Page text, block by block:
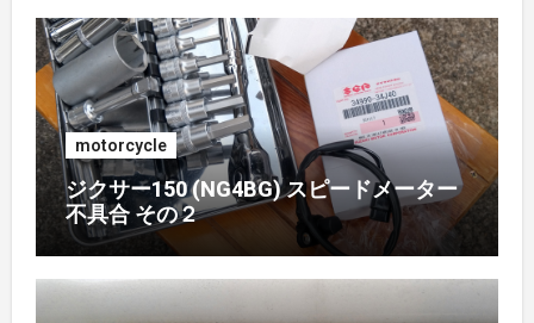
2018年4月 (1)
2017年7月 (2)
2017年4月 (1)
2017年3月
2017年2月
motorcycle
ジクサー150 (NG4BG) スピードメーター
不具合 その２